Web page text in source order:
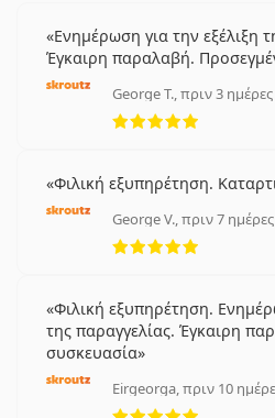
Ενημέρωση για την εξέλιξη
Έγκαιρη παραλαβή.
George T., πριν 3 ημέρες
5
Φιλική εξυπηρέτηση.
George V., πριν 7 ημέρες
5
Φιλική εξυπηρέτηση.
της παραγγελίας. Έγκαιρη
συσκευασία
Eirgeorga, πριν 10
5